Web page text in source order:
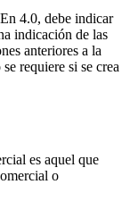
4.0, debe indicar
indicación de las
anteriores a la
requiere si se crea
es aquel que
o